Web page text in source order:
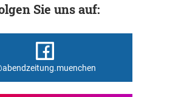
Sie uns auf: